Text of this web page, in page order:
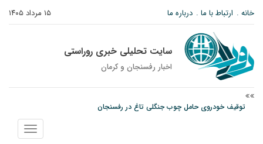
۱۵ مرداد ۱۴۰۵ خانه ارتباط با ما درباره ما
سایت تحلیلی خبری روراستی
اخبار رفسنجان و كرمان
توقیف خودروی حامل چوب جنگلی تاغ در رفسنجان
دادستان رفسنجان: رفع مشکلات ایستگاه راه‌آهن احمدآباد با قید فوریت پیگیری
نمایش
منو